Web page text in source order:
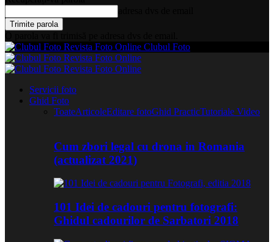
Clubul Foto
Servicii foto
Ghid Foto
ToateArticoleEditare fotoGhid PracticTutoriale Video
Cum zbori legal cu drona in Romania
(actualizat 2021)
101 Idei de cadouri pentru fotografi:
Ghidul cadourilor de Sarbatori 2018